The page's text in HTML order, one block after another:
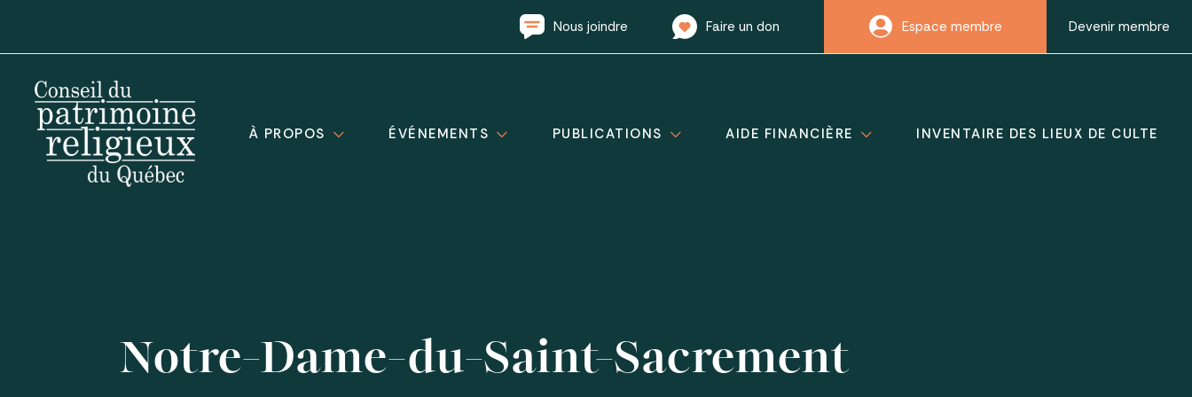
Nous joindre Faire un don Espace membre Devenir membre
À PROPOS ÉVÉNEMENTS PUBLICATIONS AIDE FINANCIÈRE INVENTAIRE DES LIEUX DE CULTE
Notre-Dame-du-Saint-Sacrement